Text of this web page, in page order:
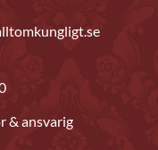
& ansvarig